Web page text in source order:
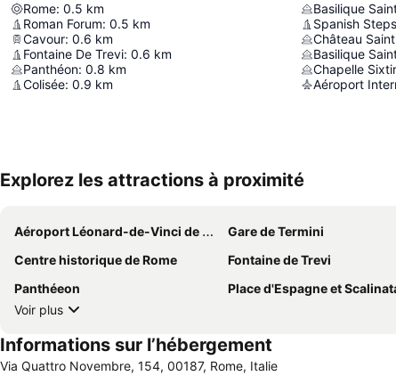
Rome: 0.5 km
Roman Forum: 0.5 km
Cavour: 0.6 km
Fontaine De Trevi: 0.6 km
Panthéon: 0.8 km
Colisée: 0.9 km
Basilique
Spanish Steps
Château
Basilique
Chapelle
Explorez les attractions à proximité
Aéroport Léonard-de-Vinci de Rome Fiumicino Gare de Termini
Centre historique de Rome
Fontaine de Trevi
Panthéeon
Place d'Espagne et Scalinata di Trinità dei
Voir plus
Informations sur l’hébergement
Via Quattro Novembre, 154, 00187, Rome, Italie